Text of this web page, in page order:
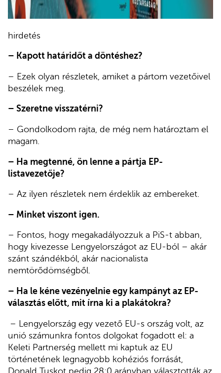
hirdetés
– Kapott határidőt a döntéshez?
– Ezek olyan részletek, amiket a pártom vezetőivel
beszélek meg.
– Szeretne visszatérni?
– Gondolkodom rajta, de még nem határoztam el
magam.
– Ha megtenné, ön lenne a pártja EP-
listavezetője?
– Az ilyen részletek nem érdeklik az embereket.
– Minket viszont igen.
– Fontos, hogy megakadályozzuk a PiS-t abban,
hogy kivezesse Lengyelországot az EU-ból – akár
szánt szándékból, akár nacionalista
nemtörődömségből.
– Ha le kéne vezényelnie egy kampányt az EP-
választás előtt, mit írna ki a plakátokra?
– Lengyelország egy vezető EU-s ország volt, az
unió számunkra fontos dolgokat fogadott el: a
Keleti Partnerség mellett mi kaptuk az EU
történetének legnagyobb kohéziós forrását,
Donald Tuskot pedig 28:0 arányban választották az